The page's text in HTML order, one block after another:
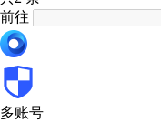
前往
多账号